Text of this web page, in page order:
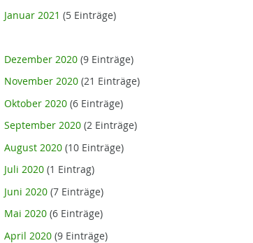
Januar 2021 (5 Einträge)
Dezember 2020 (9 Einträge)
November 2020 (21 Einträge)
Oktober 2020 (6 Einträge)
September 2020 (2 Einträge)
August 2020 (10 Einträge)
Juli 2020 (1 Eintrag)
Juni 2020 (7 Einträge)
Mai 2020 (6 Einträge)
April 2020 (9 Einträge)